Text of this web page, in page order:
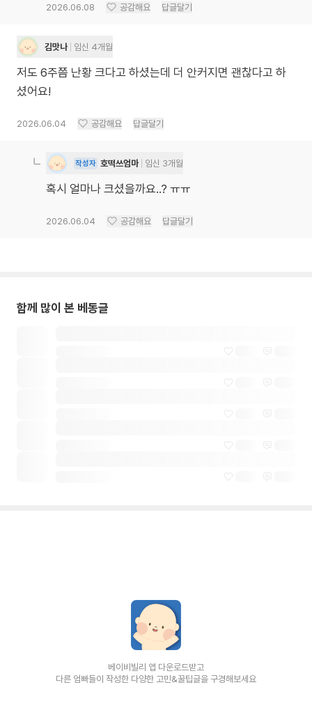
2026.06.08 공감해요 답글달기
김맛나 임신 4개월
저도 6주쯤 난황 크다고 하셨는데 더 안커지면 괜찮다고 하
셨어요!
2026.06.04 공감해요 답글달기
작성자 호떡쓰엄마 임신 3개월
혹시 얼마나 크셨을까요..? ㅠㅠ
2026.06.04 공감해요 답글달기
함께 많이 본 베동글
베이비빌리 앱 다운로드받고
다른 엄빠들이 작성한 다양한 고민&꿀팁글을 구경해보세요